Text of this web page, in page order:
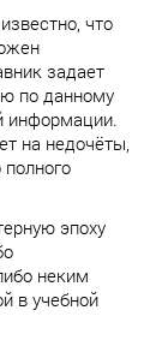
что
задает
по данному
информации.
на недочёты,
эпоху
неким
в учебной